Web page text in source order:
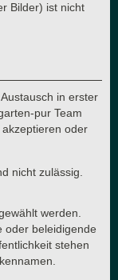
Bilder) ist nicht
in erster
pur Team
oder
nicht zulässig.
werden.
oder beleidigende
stehen